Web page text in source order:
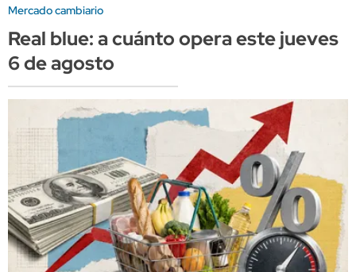
Mercado cambiario
Real blue: a cuánto opera este jueves
6 de agosto